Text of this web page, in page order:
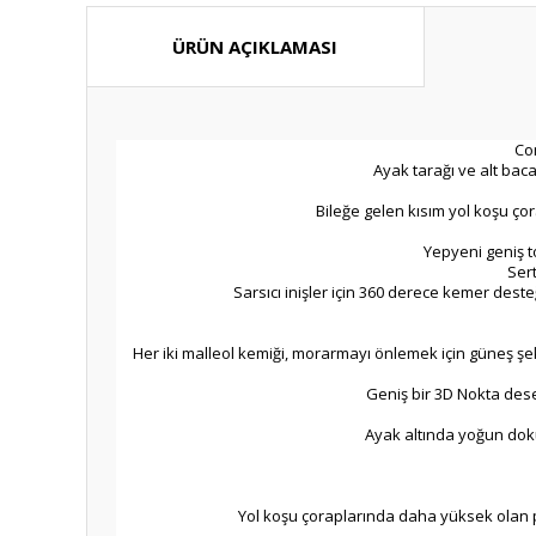
ÜRÜN AÇIKLAMASI
Ayak tarağı ve alt
Bileğe gelen kısım yol koşu
Yepyeni geniş
Sarsıcı inişler için 360 derece kemer
Her iki malleol kemiği, morarmayı önlemek için güneş
Geniş bir 3D Nokta
Ayak altında yoğun
Yol koşu çoraplarında daha yüksek